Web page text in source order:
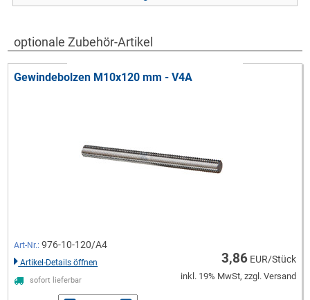
optionale Zubehör-Artikel
Gewindebolzen M10x120 mm - V4A
Art-Nr.: 976-10-120/A4
Artikel-Details öffnen
sofort lieferbar
3,86EUR/Stück
inkl. 19% MwSt, zzgl. Versand